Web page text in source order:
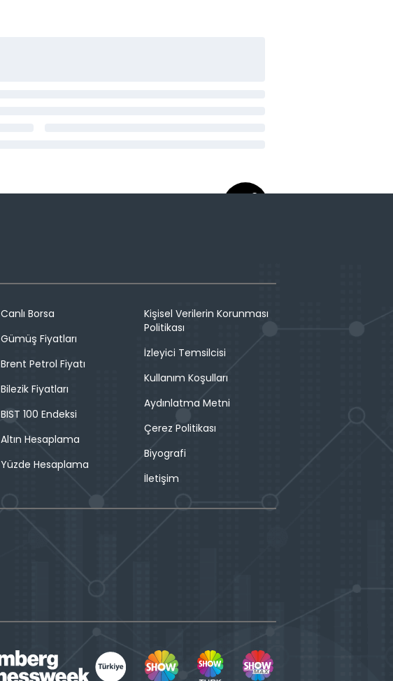
Canlı Borsa
Gümüş Fiyatları
Brent Petrol Fiyatı
Bilezik Fiyatları
BIST 100 Endeksi
Altın Hesaplama
Yüzde Hesaplama
Kişisel Verilerin Korunması
Politikası
İzleyici Temsilcisi
Kullanım Koşulları
Aydınlatma Metni
Çerez Politikası
Biyografi
İletişim